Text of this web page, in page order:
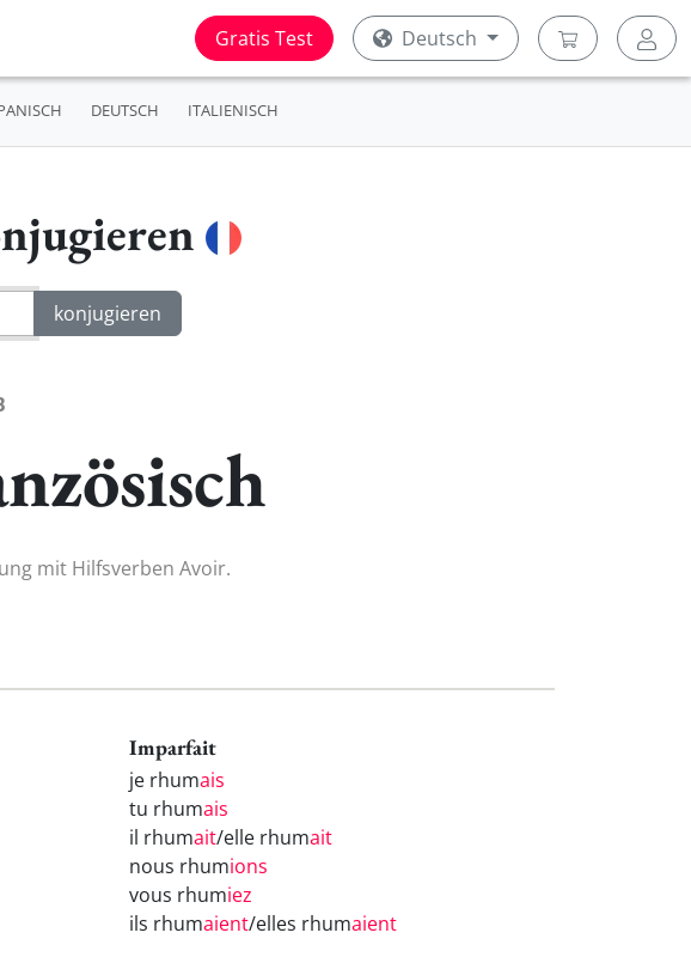
Gratis Test Deutsch
DEUTSCH ITALIENISCH
mit Hilfsverben Avoir.
Imparfait
je rhumais
tu rhumais
il rhumait/elle rhumait
nous rhumions
vous rhumiez
ils rhumaient/elles rhumaient